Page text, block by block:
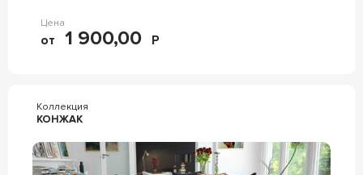
Цена
от 1 900,00 Р
Коллекция
КОНЖАК